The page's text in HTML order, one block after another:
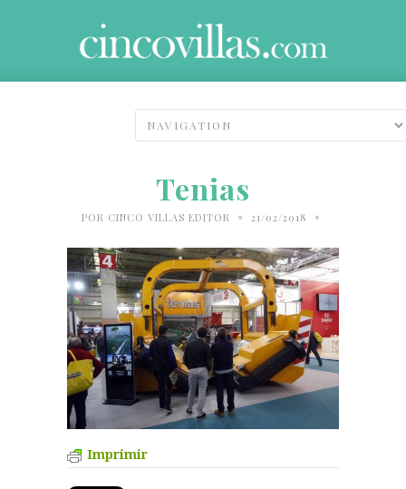
Tenias
POR CINCO VILLAS EDITOR • 21/02/2018 •
Imprimir